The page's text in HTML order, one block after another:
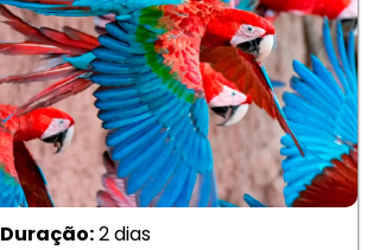
Duração:2 dias